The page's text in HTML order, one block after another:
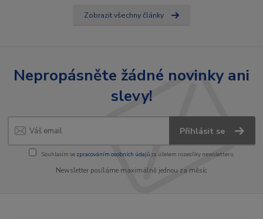
Zobrazit všechny články
Nepropásněte žádné novinky ani
slevy!
Přihlásit se
Souhlasím se zpracováním osobních údajůza účelem rozesílky newsletteru.
Newsletter posíláme maximálně jednou za měsíc